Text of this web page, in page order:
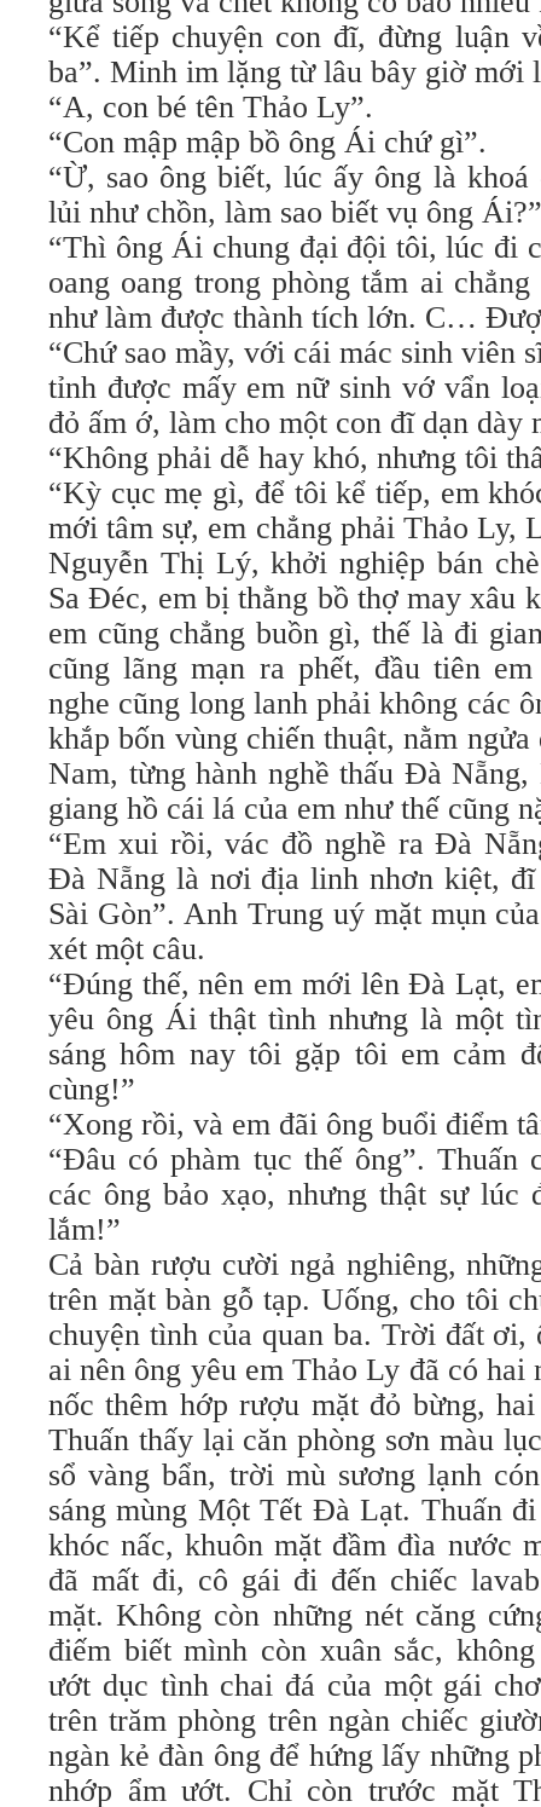
“Kể tiếp chuyện con đĩ, đừng luận
ba”. Minh im lặng từ lâu bây giờ mới
“A, con bé tên Thảo Ly”.
“Con mập mập bồ ông Ái chứ gì”.
“Ừ, sao ông biết, lúc ấy ông là
lủi như chồn, làm sao biết vụ ông Ái?”
“Thì ông Ái chung đại đội tôi, lúc đi
oang oang trong phòng tắm ai
như làm được thành tích lớn. C…
“Chứ sao mầy, với cái mác sinh viên
tỉnh được mấy em nữ sinh vớ vẩn
đỏ ấm ớ, làm cho một con đĩ dạn dày
“Không phải dễ hay khó, nhưng tôi
“Kỳ cục mẹ gì, để tôi kể tiếp, em
mới tâm sự, em chẳng phải Thảo Ly,
Nguyễn Thị Lý, khởi nghiệp bán
Sa Đéc, em bị thằng bồ thợ may xâu
em cũng chẳng buồn gì, thế là đi
cũng lãng mạn ra phết, đầu tiên
nghe cũng long lanh phải không các
khắp bốn vùng chiến thuật, nằm
Nam, từng hành nghề thấu Đà Nẵng,
giang hồ cái lá của em như thế cũng
“Em xui rồi, vác đồ nghề ra Đà
Đà Nẵng là nơi địa linh nhơn kiệt,
Sài Gòn”. Anh Trung uý mặt mụn
xét một câu.
“Đúng thế, nên em mới lên Đà Lạt,
yêu ông Ái thật tình nhưng là một
sáng hôm nay tôi gặp tôi em cảm
cùng!”
“Xong rồi, và em đãi ông buổi điểm
“Đâu có phàm tục thế ông”.
các ông bảo xạo, nhưng thật sự lúc
lắm!”
Cả bàn rượu cười ngả nghiêng,
trên mặt bàn gỗ tạp. Uống, cho tôi
chuyện tình của quan ba. Trời đất ơi,
ai nên ông yêu em Thảo Ly đã có hai
nốc thêm hớp rượu mặt đỏ bừng,
Thuấn thấy lại căn phòng sơn màu
sổ vàng bẩn, trời mù sương lạnh
sáng mùng Một Tết Đà Lạt. Thuấn
khóc nấc, khuôn mặt đầm đìa nước
đã mất đi, cô gái đi đến chiếc
mặt. Không còn những nét căng
điếm biết mình còn xuân sắc,
ướt dục tình chai đá của một gái
trên trăm phòng trên ngàn chiếc
ngàn kẻ đàn ông để hứng lấy những
nhớp ẩm ướt. Chỉ còn trước mặt